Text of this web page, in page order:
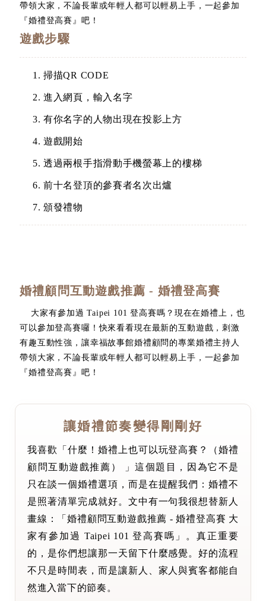
帶領大家，不論長輩或年輕人都可以輕易上手，一起參加
『婚禮登高賽』吧！
遊戲步驟
掃描QR CODE
進入網頁，輸入名字
有你名字的人物出現在投影上方
遊戲開始
透過兩根手指滑動手機螢幕上的樓梯
前十名登頂的參賽者名次出爐
頒發禮物
婚禮顧問互動遊戲推薦 - 婚禮登高賽
大家有參加過 Taipei 101 登高賽嗎？現在在婚禮上，也
可以參加登高賽囉！快來看看現在最新的互動遊戲，刺激
有趣互動性強，讓幸福故事館婚禮顧問的專業婚禮主持人
帶領大家，不論長輩或年輕人都可以輕易上手，一起參加
『婚禮登高賽』吧！
讓婚禮節奏變得剛剛好
我喜歡「什麼！婚禮上也可以玩登高賽？（婚禮
顧問互動遊戲推薦） 」這個題目，因為它不是
只在談一個婚禮選項，而是在提醒我們：婚禮不
是照著清單完成就好。文中有一句我很想替新人
畫線：「婚禮顧問互動遊戲推薦 - 婚禮登高賽 大
家有參加過 Taipei 101 登高賽嗎」。真正重要
的，是你們想讓那一天留下什麼感覺。好的流程
不只是時間表，而是讓新人、家人與賓客都能自
然進入當下的節奏。